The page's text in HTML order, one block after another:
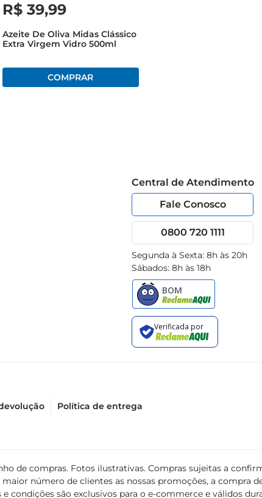
R$ 39,99
Azeite De Oliva Midas Clássico
Extra Virgem Vidro 500ml
Central de Atendimento
Fale Conosco
0800 720 1111
Segunda à Sexta: 8h às 20h
Sábados: 8h às 18h
Política de entrega
de compras. Fotos ilustrativas. Compras sujeitas a
número de clientes as nossas promoções, a compra
são exclusivos para o e-commerce e válidos